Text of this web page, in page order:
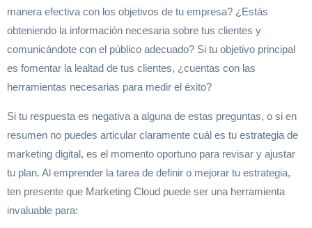
manera efectiva con los objetivos de tu empresa? ¿Estás
obteniendo la información necesaria sobre tus clientes y
comunicándote con el público adecuado? Si tu objetivo principal
es fomentar la lealtad de tus clientes, ¿cuentas con las
herramientas necesarias para medir el éxito?
Si tu respuesta es negativa a alguna de estas preguntas, o si en
resumen no puedes articular claramente cuál es tu estrategia de
marketing digital, es el momento oportuno para revisar y ajustar
tu plan. Al emprender la tarea de definir o mejorar tu estrategia,
ten presente que Marketing Cloud puede ser una herramienta
invaluable para: